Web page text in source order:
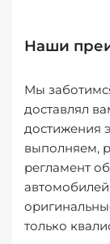
Наши
Мы
доставлял
достижения
выполняем,
регламент
только